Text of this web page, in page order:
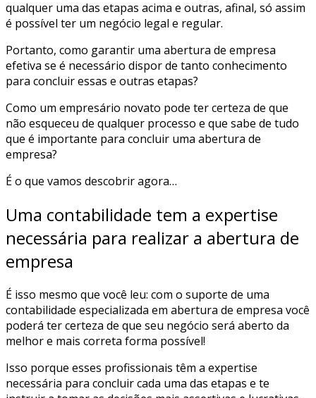
qualquer uma das etapas acima e outras, afinal, só assim
é possível ter um negócio legal e regular.
Portanto, como garantir uma abertura de empresa
efetiva se é necessário dispor de tanto conhecimento
para concluir essas e outras etapas?
Como um empresário novato pode ter certeza de que
não esqueceu de qualquer processo e que sabe de tudo
que é importante para concluir uma abertura de
empresa?
É o que vamos descobrir agora…
Uma contabilidade tem a expertise
necessária para realizar a abertura de
empresa
É isso mesmo que você leu: com o suporte de uma
contabilidade especializada em abertura de empresa você
poderá ter certeza de que seu negócio será aberto da
melhor e mais correta forma possível!
Isso porque esses profissionais têm a expertise
necessária para concluir cada uma das etapas e te